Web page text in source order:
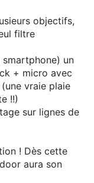
objectifs,
filtre
smartphone) un
+ micro avec
vraie plaie
!!)
sur lignes de
! Dès cette
aura son